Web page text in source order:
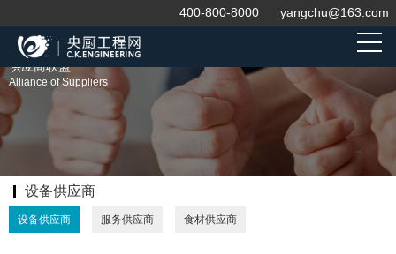
400-800-8000 yangchu@163.com
供应商联盟
Alliance of Suppliers
设备供应商
设备供应商 服务供应商 食材供应商